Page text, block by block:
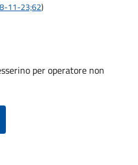
11-23;62)
per operatore non